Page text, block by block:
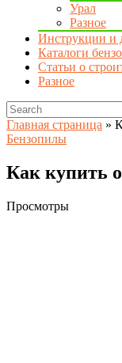
Урал
Разное
Инструкции и
Каталоги
Статьи о
Разное
Главная страница »
Бензопилы
Как купить
Просмотры